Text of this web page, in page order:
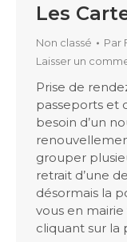
Les
Non classé Par
Laisser un
Prise de
passeports et
besoin d’un
grouper
retrait d’une
désormais la
vous en
cliquant sur la